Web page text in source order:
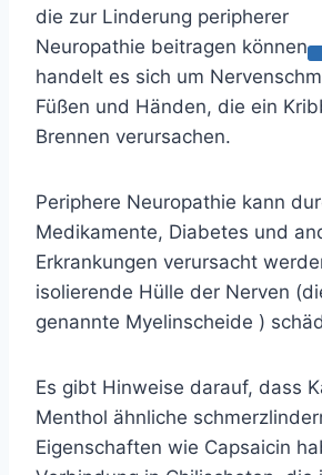
die zur Linderung peripherer
Neuropathie beitragen können
handelt es sich um
Füßen und Händen, die ein
Brennen verursachen.
Periphere Neuropathie kann
Medikamente, Diabetes und
Erkrankungen verursacht
isolierende Hülle der Nerven
genannte Myelinscheide )
Es gibt Hinweise darauf, dass
Menthol ähnliche
Eigenschaften wie Capsaicin